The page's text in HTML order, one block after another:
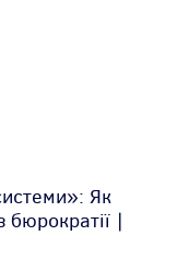
Як
бюрократії |